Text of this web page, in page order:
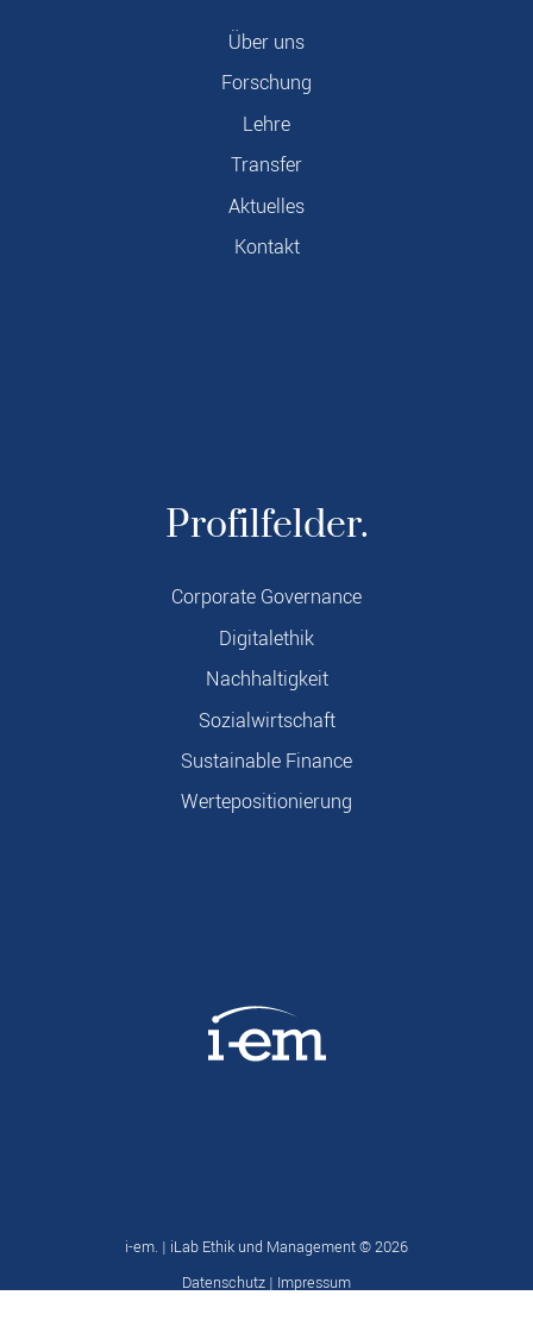
Über uns
Forschung
Lehre
Transfer
Aktuelles
Kontakt
Profilfelder.
Corporate Governance
Digitalethik
Nachhaltigkeit
Sozialwirtschaft
Sustainable Finance
Wertepositionierung
i-em. | iLab Ethik und Management ©2026
Datenschutz | Impressum